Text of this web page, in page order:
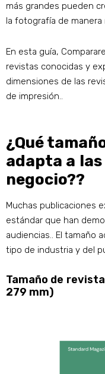
más grandes pueden
la fotografía de
En esta guía,
revistas conocidas y
dimensiones de las
de impresión..
¿Qué
adapta a las
negocio??
Muchas publicaciones
estándar que han
audiencias.. El tamaño
tipo de industria y del
Tamaño de
279 mm)